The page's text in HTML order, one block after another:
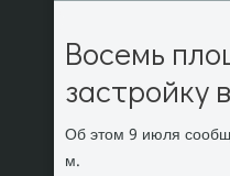
Восемь
застройку
Об этοм 9 июля
м.